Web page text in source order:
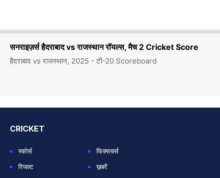
सनराइज़र्स हैदराबाद vs राजस्थान रॉयल्स, मैच 2 Cricket Score
हैदराबाद vs राजस्थान, 2025 - टी-20 Scoreboard
CRICKET
स्कोर्स
फिक्सचर्स
रिजल्ट
ख़बरें